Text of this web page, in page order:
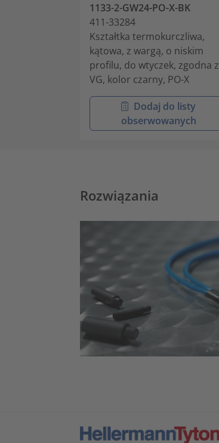
1133-2-GW24-PO-X-BK
411-33284
Kształtka termokurczliwa,
kątowa, z wargą, o niskim
profilu, do wtyczek, zgodna z
VG, kolor czarny, PO-X
Dodaj do listy
obserwowanych
Rozwiązania